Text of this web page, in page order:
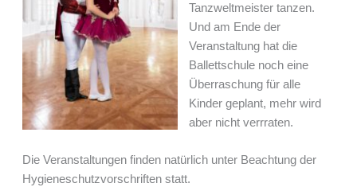
Tanzweltmeister tanzen.
Und am Ende der
Veranstaltung hat die
Ballettschule noch eine
Überraschung für alle
Kinder geplant, mehr wird
aber nicht verrraten.
Die Veranstaltungen finden natürlich unter Beachtung der
Hygieneschutzvorschriften statt.